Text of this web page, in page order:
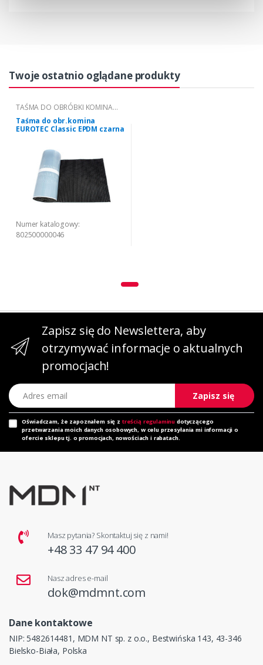
Twoje ostatnio oglądane produkty
TAŚMA DO OBRÓBKI KOMINA
EUROTEC CLASSIC EPDM
Taśma do obr.komina
EUROTEC Classic EPDM czarna
Numer katalogowy:
802500000046
Zapisz się do Newslettera, aby
otrzymywać informacje o aktualnych
promocjach!
Adres email
Zapisz się
Oświadczam, że zapoznałem się z treścią regulaminu dotyczącego
przetwarzania moich danych osobowych, w celu przesyłania mi informacji o
ofercie sklepu tj. o promocjach, nowościach i rabatach.
Masz pytania? Skontaktuj się z nami!
+48 33 47 94 400
Nasz adres e-mail
dok@mdmnt.com
Dane kontaktowe
NIP: 5482614481, MDM NT sp. z o.o., Bestwińska 143, 43-346
Bielsko-Biała, Polska